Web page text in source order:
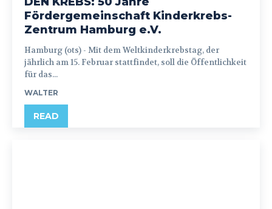
Fördergemeinschaft Kinderkrebs-
Zentrum Hamburg e.V.
Hamburg (ots) - Mit dem Weltkinderkrebstag, der
jährlich am 15. Februar stattfindet, soll die Öffentlichkeit
für das...
WALTER
READ